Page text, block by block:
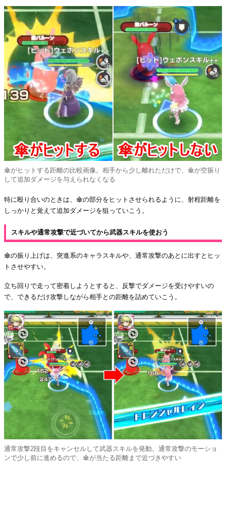
傘がヒットする距離の比較画像。相手から少し離れただけで、傘が空振り
して追加ダメージを与えられなくなる
特に殴り合いのときは、傘の部分をヒットさせられるように、射程距離を
しっかりと覚えて追加ダメージを狙っていこう。
スキルや通常攻撃で近づいてから武器スキルを使おう
傘の振り上げは、突進系のキャラスキルや、通常攻撃のあとに出すとヒッ
トさせやすい。
立ち回りで走って密着しようとすると、反撃でダメージを受けやすいの
で、できるだけ攻撃しながら相手との距離を詰めていこう。
通常攻撃2段目をキャンセルして武器スキルを発動。通常攻撃のモーショ
ンで少し前に進めるので、傘が当たる距離まで近づきやすい